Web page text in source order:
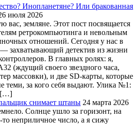
Инопланетяне? Или бракованная
июля 2026
вас, земляне. Этот пост посвящается
ретрокомпьютинга и невольным
отношений. Сегодня у нас в
захватывающий детектив из жизни
В главных ролях: я,
(ждущий своего звездного часа,
массовки), и две SD-карты, которые
теми, за кого себя выдают. Улика №1:
[…]
снимает штаны 24 марта 2026
Солнце ушло за горизонт, на
то неприличное число, а я сижу